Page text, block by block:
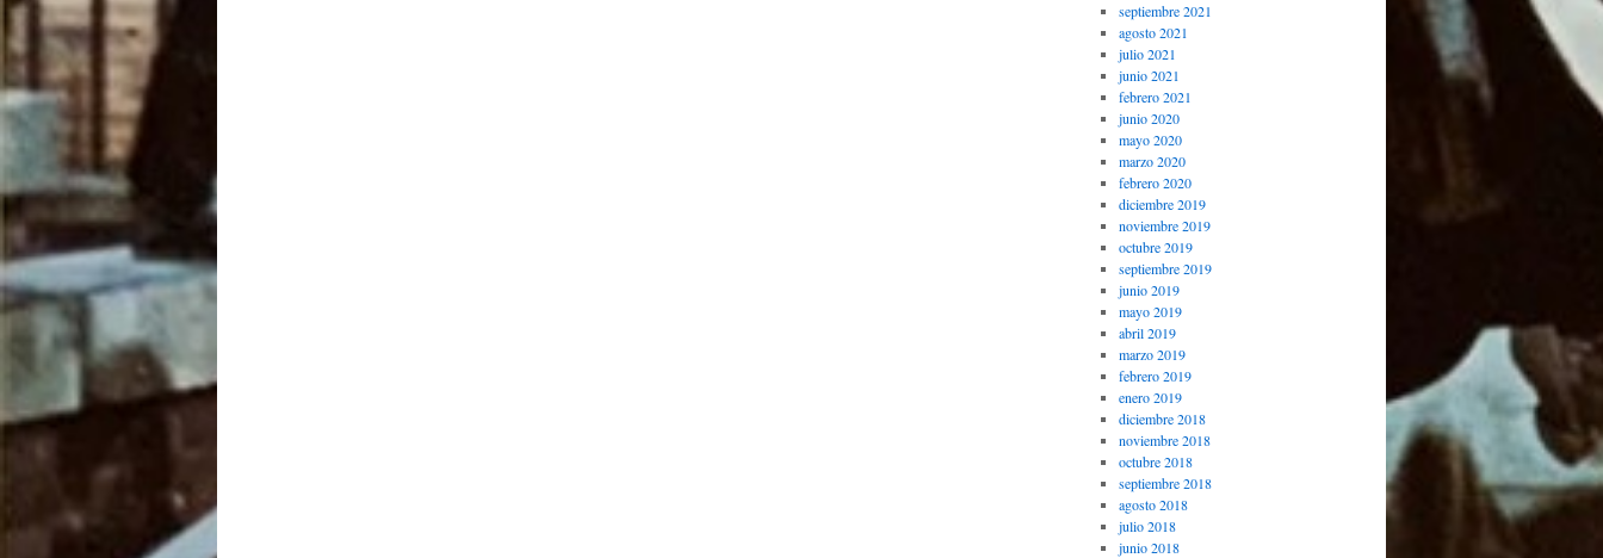
septiembre 2021
agosto 2021
julio 2021
junio 2021
febrero 2021
junio 2020
mayo 2020
marzo 2020
febrero 2020
diciembre 2019
noviembre 2019
octubre 2019
septiembre 2019
junio 2019
mayo 2019
abril 2019
marzo 2019
febrero 2019
enero 2019
diciembre 2018
noviembre 2018
octubre 2018
septiembre 2018
agosto 2018
julio 2018
junio 2018